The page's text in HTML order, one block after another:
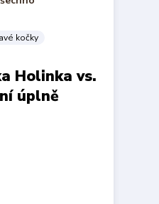
kočky
Holinka vs.
úplně